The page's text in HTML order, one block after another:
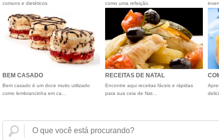
comuns e dietéticos
como uma refeição.
BEM CASADO
Bem casado é um doce muito utilizado
como lembrancinha em ca...
RECEITAS DE NATAL
Encontre aqui receitas fáceis e rápidas
para sua ceia de Nat...